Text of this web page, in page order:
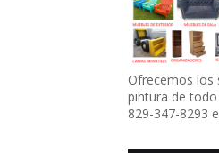
Ofrecemos los
pintura de
829-347-8293